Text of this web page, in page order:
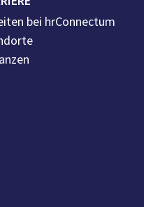
bei hrConnectum